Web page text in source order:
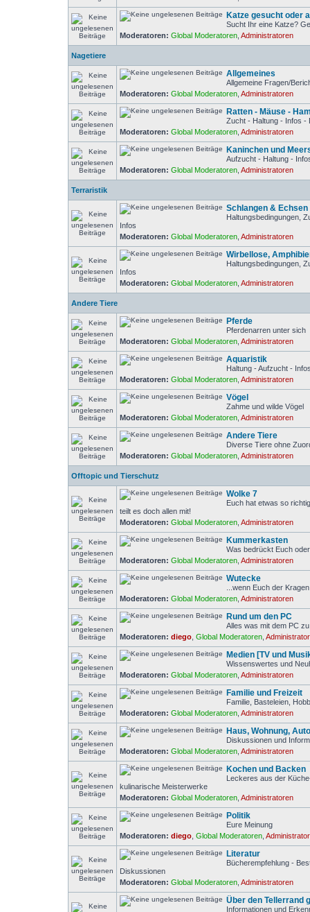
Katze gesucht oder
Sucht Ihr eine Katze?
Moderatoren: Global Moderatoren Administratoren
Nagetiere
Allgemeines
Allgemeine Fragen/
Moderatoren: Global Moderatoren Administratoren
Ratten - Mäuse -
Zucht - Haltung - Infos -
Moderatoren: Global Moderatoren Administratoren
Kaninchen und
Aufzucht - Haltung -
Moderatoren: Global Moderatoren Administratoren
Terraristik
Schlangen & Echsen
Haltungsbedingungen,
Infos
Moderatoren: Global Moderatoren Administratoren
Wirbellose,
Haltungsbedingungen,
Infos
Moderatoren: Global Moderatoren Administratoren
Andere Tiere
Pferde
Pferdenarren unter sich
Moderatoren: Global Moderatoren Administratoren
Aquaristik
Haltung - Aufzucht -
Moderatoren: Global Moderatoren Administratoren
Vögel
Zahme und wilde Vögel
Moderatoren: Global Moderatoren Administratoren
Andere Tiere
Diverse Tiere ohne
Moderatoren: Global Moderatoren Administratoren
Offtopic und Tierschutz
Wolke 7
Euch hat etwas so
teilt es doch allen mit!
Moderatoren: Global Moderatoren Administratoren
Kummerkasten
Was bedrückt Euch
Moderatoren: Global Moderatoren Administratoren
Wutecke
...wenn Euch der
Moderatoren: Global Moderatoren Administratoren
Rund um den PC
Alles was mit dem PC
Moderatoren: diego Global Moderatoren
Medien [TV und
Wissenswertes und
Moderatoren: Global Moderatoren Administratoren
Familie und Freizeit
Familie, Basteleien,
Moderatoren: Global Moderatoren Administratoren
Haus, Wohnung,
Diskussionen und
Moderatoren: Global Moderatoren Administratoren
Kochen und Backen
Leckeres aus der
kulinarische Meisterwerke
Moderatoren: Global Moderatoren Administratoren
Politik
Eure Meinung
Moderatoren: diego Global Moderatoren
Literatur
Bücherempfehlung -
Diskussionen
Moderatoren: Global Moderatoren Administratoren
Über den Tellerrand
Informationen und